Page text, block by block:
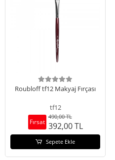
Roubloff tf12 Makyaj Fırçası
tf12
Fırsat
490,00 TL
392,00 TL
Sepete Ekle